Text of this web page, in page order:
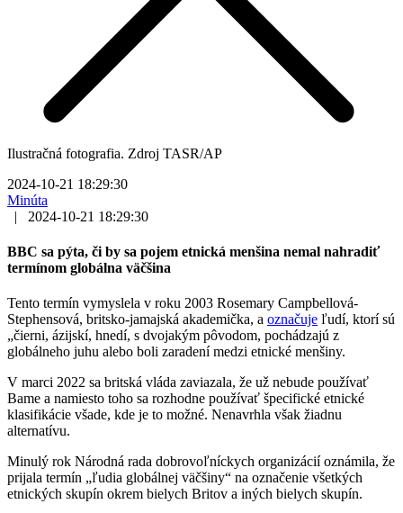
Ilustračná fotografia. Zdroj TASR/AP
2024-10-21 18:29:30
Minúta
|
2024-10-21 18:29:30
BBC sa pýta, či by sa pojem etnická menšina nemal nahradiť
termínom globálna väčšina
Tento termín vymyslela v roku 2003 Rosemary Campbellová-
Stephensová, britsko-jamajská akademička, a označuje ľudí, ktorí sú
„čierni, ázijskí, hnedí, s dvojakým pôvodom, pochádzajú z
globálneho juhu alebo boli zaradení medzi etnické menšiny.
V marci 2022 sa britská vláda zaviazala, že už nebude používať
Bame a namiesto toho sa rozhodne používať špecifické etnické
klasifikácie všade, kde je to možné. Nenavrhla však žiadnu
alternatívu.
Minulý rok Národná rada dobrovoľníckych organizácií oznámila, že
prijala termín „ľudia globálnej väčšiny“ na označenie všetkých
etnických skupín okrem bielych Britov a iných bielych skupín.